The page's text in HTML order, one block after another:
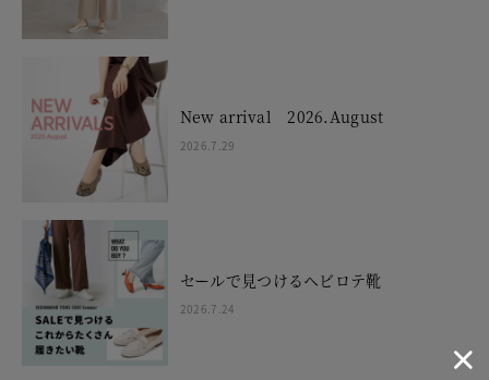
New arrival 2026.August
2026.7.29
セールで見つけるヘビロテ靴
2026.7.24